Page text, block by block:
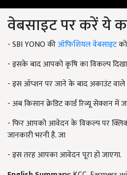
वेबसाइट पर करें ये
- SBI YONO कीऑफिशियल वेबसाइट
- इसके बाद आपको कृषि का विकल्प
- इस ऑप्शन पर जाने के बाद अकाउंट
- अब किसान क्रेडिट कार्ड रिव्यू सेक्शन में
- फिर आपको आवेदन के विकल्प पर
जानकारी भरनी है. जा
- इस तरह आपका आवेदन पूरा हो जाएगा.